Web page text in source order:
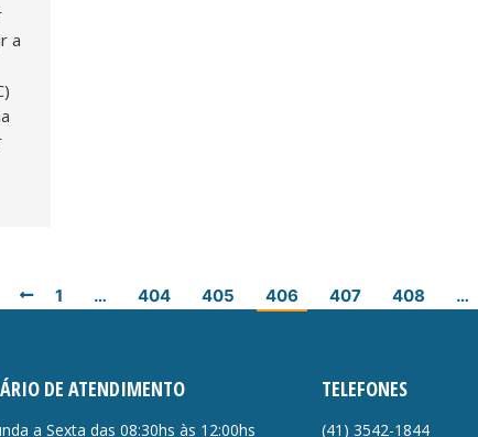
a
1 … 404 405 406 407 408 …
DE ATENDIMENTO
a Sexta das 08:30hs às 12:00hs
TELEFONES
(41) 3542-1844